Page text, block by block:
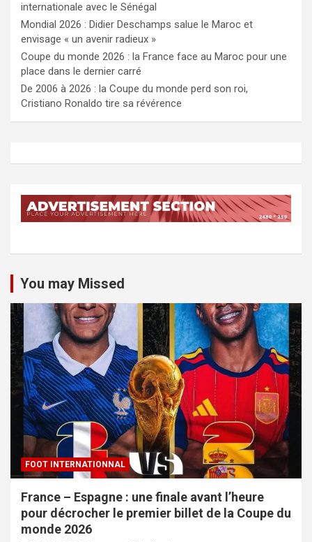
internationale avec le Sénégal
Mondial 2026 : Didier Deschamps salue le Maroc et
envisage « un avenir radieux »
Coupe du monde 2026 : la France face au Maroc pour une
place dans le dernier carré
De 2006 à 2026 : la Coupe du monde perd son roi,
Cristiano Ronaldo tire sa révérence
You may Missed
FOOT INTERNATIONNAL
France – Espagne : une finale avant l’heure
pour décrocher le premier billet de la Coupe du
monde 2026